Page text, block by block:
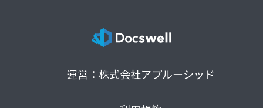
運営：株式会社アプルーシッド